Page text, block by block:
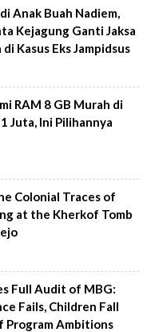
Anak Buah Nadiem,
Kejagung Ganti Jaksa
Kasus Eks Jampidsus
RAM 8 GB Murah di
Juta, Ini Pilihannya
Colonial Traces of
at the Kherkof Tomb
Full Audit of MBG:
Fails, Children Fall
Program Ambitions